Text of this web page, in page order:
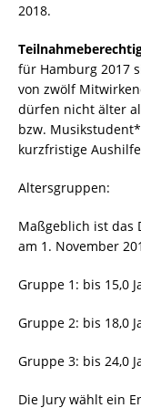
2018.
für Hamburg 2017
von zwölf
dürfen nicht älter
bzw.
kurzfristige
Altersgruppen:
Maßgeblich ist
am 1. November
Gruppe 1: bis 15,0
Gruppe 2: bis 18,0
Gruppe 3: bis 24,0
Die Jury wählt ein